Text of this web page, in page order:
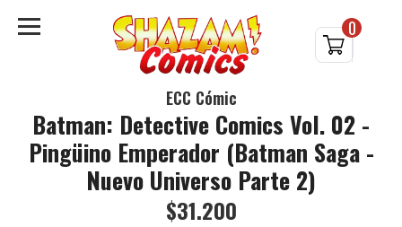
0
ECC Cómic
Batman: Detective Comics Vol. 02 -
Pingüino Emperador (Batman Saga -
Nuevo Universo Parte 2)
$31.200